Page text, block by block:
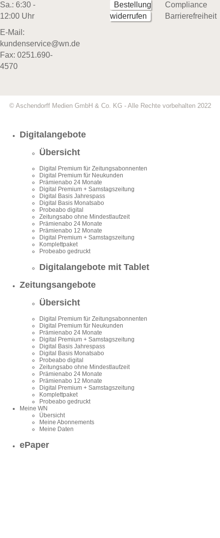
Sa.: 6:30 -
12:00 Uhr
E-Mail:
kundenservice@wn.de
Fax: 0251.690-
4570
Bestellung
widerrufen
Compliance
Barrierefreiheit
© Aschendorff Medien GmbH & Co. KG - Alle Rechte vorbehalten 2022
Digitalangebote
Übersicht
Digital Premium für Zeitungsabonnenten
Digital Premium für Neukunden
Prämienabo 24 Monate
Digital Premium + Samstagszeitung
Digital Basis Jahrespass
Digital Basis Monatsabo
Probeabo digital
Zeitungsabo ohne Mindestlaufzeit
Prämienabo 24 Monate
Prämienabo 12 Monate
Digital Premium + Samstagszeitung
Komplettpaket
Probeabo gedruckt
Digitalangebote mit Tablet
Zeitungsangebote
Übersicht
Digital Premium für Zeitungsabonnenten
Digital Premium für Neukunden
Prämienabo 24 Monate
Digital Premium + Samstagszeitung
Digital Basis Jahrespass
Digital Basis Monatsabo
Probeabo digital
Zeitungsabo ohne Mindestlaufzeit
Prämienabo 24 Monate
Prämienabo 12 Monate
Digital Premium + Samstagszeitung
Komplettpaket
Probeabo gedruckt
Meine WN
Übersicht
Meine Abonnements
Meine Daten
ePaper